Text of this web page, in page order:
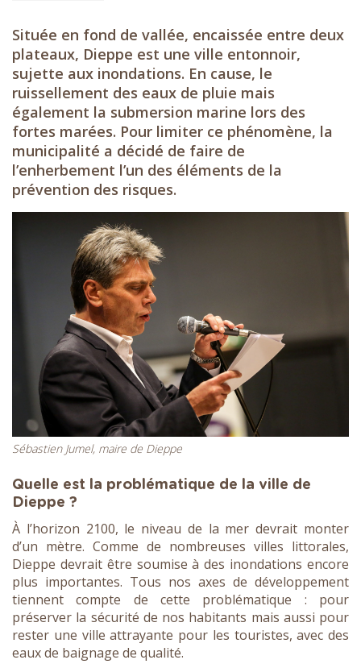
Située en fond de vallée, encaissée entre deux
plateaux, Dieppe est une ville entonnoir,
sujette aux inondations. En cause, le
ruissellement des eaux de pluie mais
également la submersion marine lors des
fortes marées. Pour limiter ce phénomène, la
municipalité a décidé de faire de
l’enherbement l’un des éléments de la
prévention des risques.
Sébastien Jumel, maire de Dieppe
Quelle est la problématique de la ville de
Dieppe ?
À l’horizon 2100, le niveau de la mer devrait monter
d’un mètre. Comme de nombreuses villes littorales,
Dieppe devrait être soumise à des inondations encore
plus importantes. Tous nos axes de développement
tiennent compte de cette problématique : pour
préserver la sécurité de nos habitants mais aussi pour
rester une ville attrayante pour les touristes, avec des
eaux de baignage de qualité.